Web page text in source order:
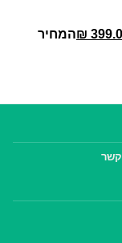
₪המחיר
קשר